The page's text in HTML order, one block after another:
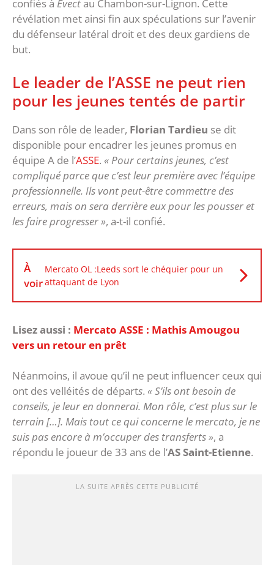
confiés à Evectau Chambon-sur-Lignon. Cette
révélation met ainsi fin aux spéculations sur l’avenir
du défenseur latéral droit et des deux gardiens de
but.
Le leader de l’ASSE ne peut rien
pour les jeunes tentés de partir
Dans son rôle de leader, Florian Tardieu se dit
disponible pour encadrer les jeunes promus en
équipe A de l’ASSE. « Pour certains jeunes, c’est
compliqué parce que c’est leur première avec l’équipe
professionnelle. Ils vont peut-être commettre des
erreurs, mais on sera derrière eux pour les pousser et
les faire progresser », a-t-il confié.
À
voir
Mercato OL :Leeds sort le chéquier pour un
attaquant de Lyon
Lisez aussi : Mercato ASSE : Mathis Amougou
vers un retour en prêt
Néanmoins, il avoue qu’il ne peut influencer ceux qui
ont des velléités de départs. « S’ils ont besoin de
conseils, je leur en donnerai. Mon rôle, c’est plus sur le
terrain […]. Mais tout ce qui concerne le mercato, je ne
suis pas encore à m’occuper des transferts », a
répondu le joueur de 33 ans de l’AS Saint-Etienne.
LA SUITE APRÈS CETTE PUBLICITÉ